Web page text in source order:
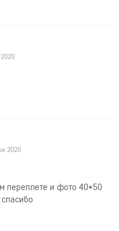
2020
переплете и фото 40*50